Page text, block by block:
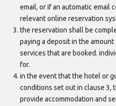
email, or if an automatic email
relevant online reservation
the reservation shall be
paying a deposit in the
services that are booked.
for.
in the event that the hotel or
conditions set out in clause 3,
provide accommodation and